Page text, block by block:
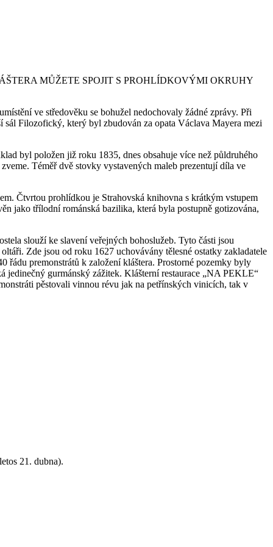
MŮŽETE SPOJIT S PROHLÍDKOVÝMI OKRUHY
ve středověku se bohužel nedochovaly žádné zprávy. Při
sál Filozofický, který byl zbudován za opata Václava Mayera mezi
byl položen již roku 1835, dnes obsahuje více než půldruhého
Téměř dvě stovky vystavených maleb prezentují díla ve
Čtvrtou prohlídkou je Strahovská knihovna s krátkým vstupem
jako třílodní románská bazilika, která byla postupně gotizována,
slouží ke slavení veřejných bohoslužeb. Tyto části jsou
Zde jsou od roku 1627 uchovávány tělesné ostatky zakladatele
premonstrátů k založení kláštera. Prostorné pozemky byly
jedinečný gurmánský zážitek. Klášterní restaurace „NA PEKLE“
pěstovali vinnou révu jak na petřínských vinicích, tak v
21. dubna).